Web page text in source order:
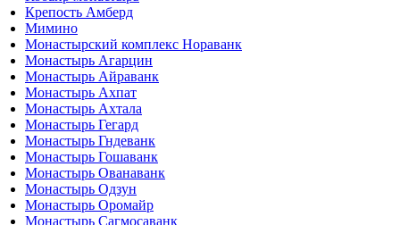
Крепость Амберд
Мимино
Монастырский комплекс Нораванк
Монастырь Агарцин
Монастырь Айраванк
Монастырь Ахпат
Монастырь Ахтала
Монастырь Гегард
Монастырь Гндеванк
Монастырь Гошаванк
Монастырь Ованаванк
Монастырь Одзун
Монастырь Оромайр
Монастырь Сагмосаванк